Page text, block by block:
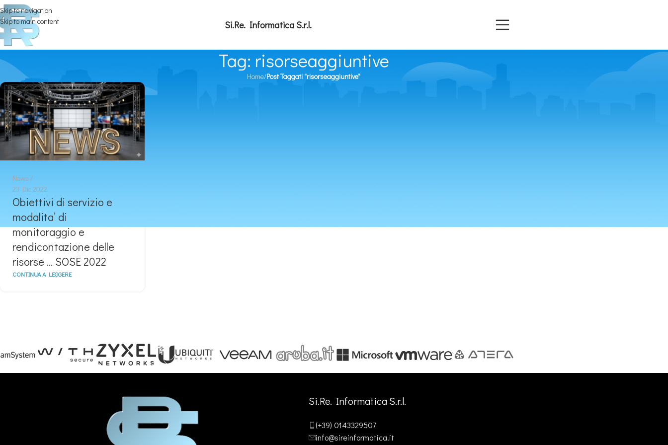
Skip to navigation
Skip to main content
Si.Re. Informatica S.r.l.
Tag: risorseaggiuntive
Home/Post Taggati "risorseaggiuntive"
News
23 Dic 2022
Obiettivi di servizio e
modalita’ di
monitoraggio e
rendicontazione delle
risorse … SOSE 2022
CONTINUA A LEGGERE
Si.Re. Informatica S.r.l.
(+39) 0143329507
info@sireinformatica.it